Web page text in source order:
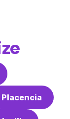
Placencia